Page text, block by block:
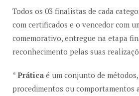
Todos os 03 finalistas de cada
com certificados e o vencedor com
comemorativo, entregue na etapa
reconhecimento pelas suas
* Prática é um conjunto de
procedimentos ou comportamentos